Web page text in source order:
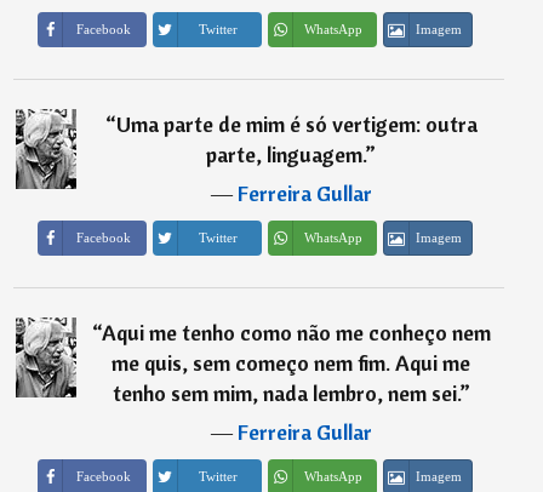
Facebook Twitter WhatsApp Imagem
“Uma parte de mim é só vertigem: outra
parte, linguagem.”
―Ferreira Gullar
Facebook Twitter WhatsApp Imagem
“Aqui me tenho como não me conheço nem
me quis, sem começo nem fim. Aqui me
tenho sem mim, nada lembro, nem sei.”
―Ferreira Gullar
Facebook Twitter WhatsApp Imagem